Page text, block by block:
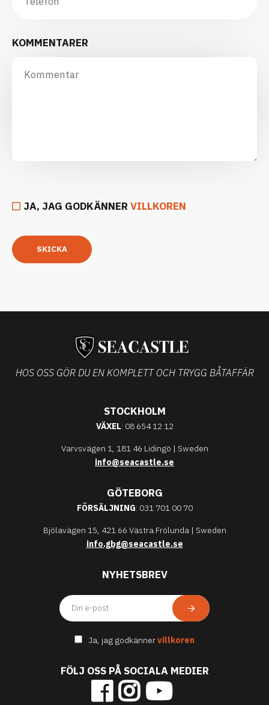
KOMMENTARER
JA, JAG GODKÄNNER VILLKOREN
SKICKA
HOS OSS GÖR DU EN KOMPLETT OCH TRYGG BÅTAFFÄR
STOCKHOLM
VÄXEL: 08 654 12 12
Varvsvägen 1, 181 46 Lidingö | Sweden
info@seacastle.se
GÖTEBORG
FÖRSÄLJNING: 031 701 00 70
Bjölavägen 15, 421 66 Västra Frölunda | Sweden
info.gbg@seacastle.se
NYHETSBREV
Ja, jag godkännervillkoren
FÖLJ OSS PÅ SOCIALA MEDIER